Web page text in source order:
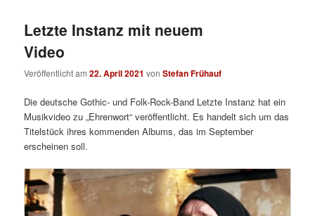
Letzte Instanz mit neuem
Video
Veröffentlicht am22. April 2021 vonStefan Frühauf
Die deutsche Gothic- und Folk-Rock-Band Letzte Instanz hat ein
Musikvideo zu „Ehrenwort“ veröffentlicht. Es handelt sich um das
Titelstück ihres kommenden Albums, das im September
erscheinen soll.